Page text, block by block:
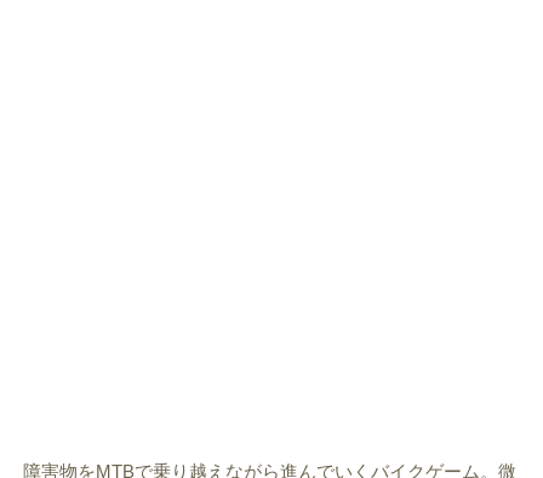
障害物をMTBで乗り越えながら進んでいくバイクゲーム。微